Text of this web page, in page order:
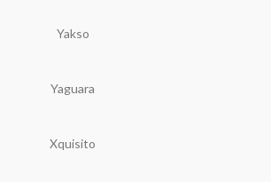
Yakso
Yaguara
Xquisito